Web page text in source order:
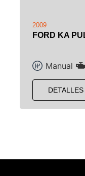
2009
FORD KA
Manual
DETALLES